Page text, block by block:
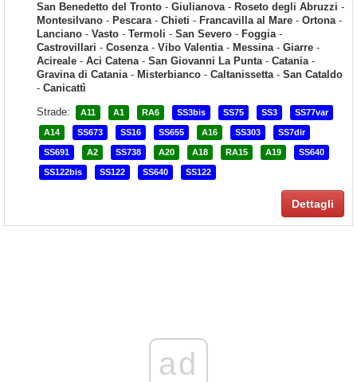
San Benedetto del Tronto - Giulianova- Roseto degli Abruzzi -
Montesilvano - Pescara- Chieti - Francavilla al Mare - Ortona-
Lanciano - Vasto - Termoli - San Severo - Foggia-
Castrovillari - Cosenza- Vibo Valentia- Messina- Giarre -
Acireale - Aci Catena- San Giovanni La Punta- Catania-
Gravina di Catania- Misterbianco - Caltanissetta- San Cataldo
- Canicattì
Strade:
A11 A1 RA6 SS3bis SS75 SS3 SS77var
A14 SS673 SS16 SS655 A16 SS303 SS7dir
SS691 A2 SS738 A20 A18 RA15 A19 SS640
SS122bis SS122 SS640 SS122
Dettagli
ad